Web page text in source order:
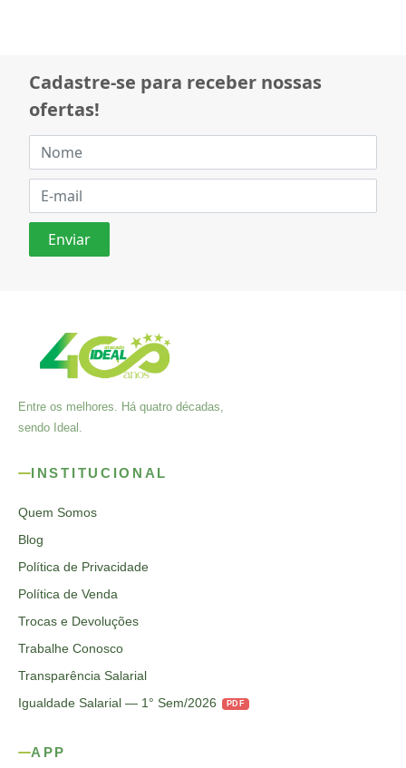
Cadastre-se para receber nossas
ofertas!
Entre os melhores. Há quatro décadas,
sendo Ideal.
INSTITUCIONAL
Quem Somos
Blog
Política de Privacidade
Política de Venda
Trocas e Devoluções
Trabalhe Conosco
Transparência Salarial
Igualdade Salarial — 1° Sem/2026
PDF
APP